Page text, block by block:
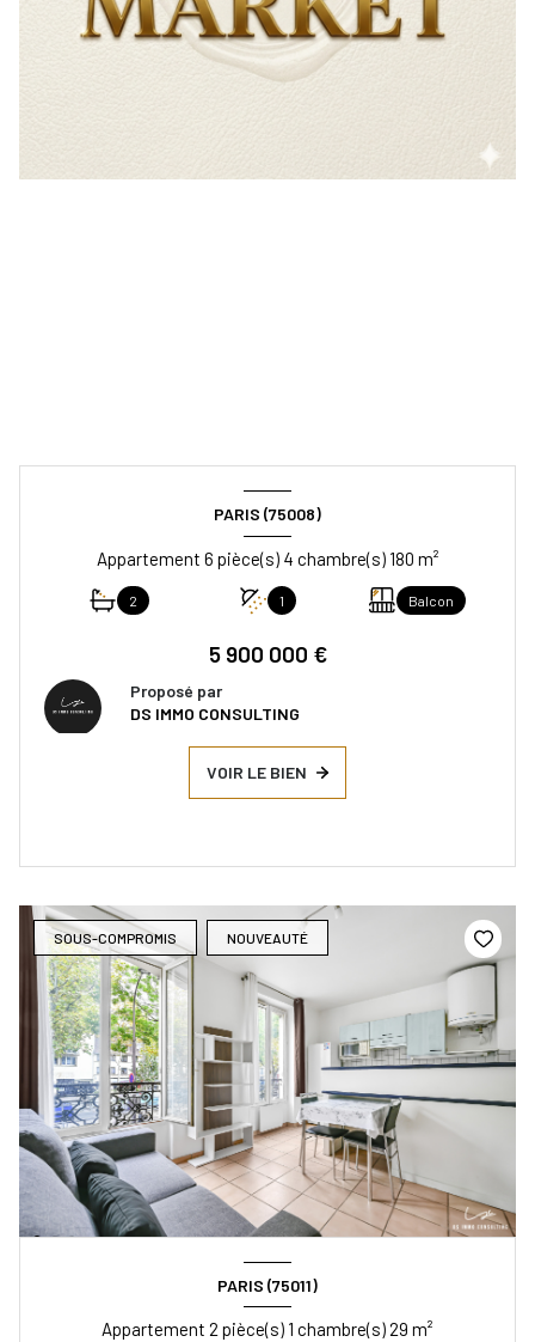
PARIS (75008)
Appartement 6 pièce(s) 4 chambre(s) 180 m²
2 1 Balcon
5 900 000 €
Proposé par
DS IMMO CONSULTING
VOIR LE BIEN
SOUS-COMPROMIS NOUVEAUTÉ
PARIS (75011)
Appartement 2 pièce(s) 1 chambre(s) 29 m²